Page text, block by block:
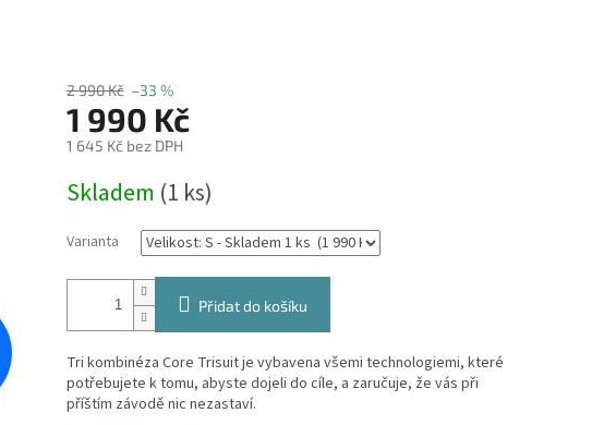
2 990 Kč –33 %
1 990 Kč
1 645 Kč bez DPH
cena:
Skladem (1 ks)
Varianta
Přidat do košíku
Tri kombinéza Core Trisuit je vybavena všemi technologiemi, které
potřebujete k tomu, abyste dojeli do cíle, a zaručuje, že vás při
příštím závodě nic nezastaví.